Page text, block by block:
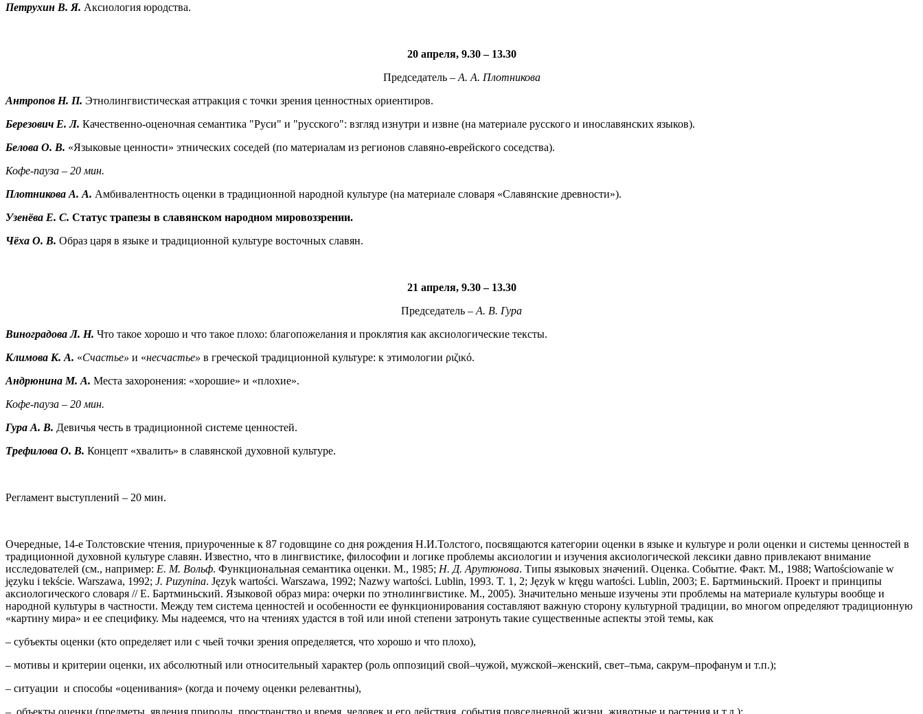
Петрухин В. Я. Аксиология юродства.
20 апреля, 9.30 – 13.30
Председатель – А. А. Плотникова
Антропов Н. П. Этнолингвистическая аттракция с точки зрения ценностных ориентиров.
Березович Е. Л. Качественно-оценочная семантика "Руси" и "русского": взгляд изнутри и извне (на материале русского и инославянских языков).
Белова О. В. «Языковые ценности» этнических соседей (по материалам из регионов славяно-еврейского соседства).
Кофе-пауза – 20 мин.
Плотникова А. А. Амбивалентность оценки в традиционной народной культуре (на материале словаря «Славянские древности»).
Узенёва Е. С. Статус трапезы в славянском народном мировоззрении.
Чёха О. В. Образ царя в языке и традиционной культуре восточных славян.
21 апреля, 9.30 – 13.30
Председатель – А. В. Гура
Виноградова Л. Н. Что такое хорошо и что такое плохо: благопожелания и проклятия как аксиологические тексты.
Климова К. А. «Счастье» и «несчастье» в греческой традиционной культуре: к этимологии ριζικό.
Андрюнина М. А. Места захоронения: «хорошие» и «плохие».
Кофе-пауза – 20 мин.
Гура А. В. Девичья честь в традиционной системе ценностей.
Трефилова О. В. Концепт «хвалить» в славянской духовной культуре.
Регламент выступлений – 20 мин.
Очередные, 14-е Толстовские чтения, приуроченные к 87 годовщине со дня рождения Н.И.Толстого, посвящаются категории оценки в языке и культуре и роли оценки и системы ценностей в
традиционной духовной культуре славян. Известно, что в лингвистике, философии и логике проблемы аксиологии и изучения аксиологической лексики давно привлекают внимание
исследователей (см., например: Е. М. Вольф. Функциональная семантика оценки. М., 1985; Н. Д. Арутюнова. Типы языковых значений. Оценка. Событие. Факт. М., 1988; Wartościowanie w
języku i tekście. Warszawa, 1992; J. Puzynina. Język wartości. Warszawa, 1992; Nazwy wartości. Lublin, 1993. T. 1, 2; Język w kręgu wartości. Lublin, 2003; Е. Бартминьский. Проект и принципы
аксиологического словаря // Е. Бартминьский. Языковой образ мира: очерки по этнолингвистике. М., 2005). Значительно меньше изучены эти проблемы на материале культуры вообще и
народной культуры в частности. Между тем система ценностей и особенности ее функционирования составляют важную сторону культурной традиции, во многом определяют традиционную
«картину мира» и ее специфику. Мы надеемся, что на чтениях удастся в той или иной степени затронуть такие существенные аспекты этой темы, как
– субъекты оценки (кто определяет или с чьей точки зрения определяется, что хорошо и что плохо),
– мотивы и критерии оценки, их абсолютный или относительный характер (роль оппозиций свой–чужой, мужской–женский, свет–тьма, сакрум–профанум и т.п.);
– ситуации и способы «оценивания» (когда и почему оценки релевантны),
– объекты оценки (предметы, явления природы, пространство и время, человек и его действия, события повседневной жизни, животные и растения и т.д.);